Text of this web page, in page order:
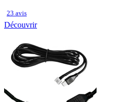
23 avis
Découvrir